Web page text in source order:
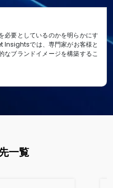
必要としているのかを明らかにす
Insightsでは、専門家がお客様と
なブランドイメージを構築するこ
一覧